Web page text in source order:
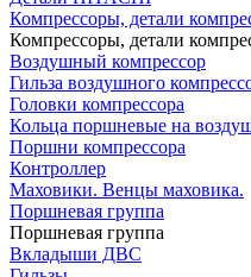
Компрессоры, детали
Компрессоры, детали
Воздушный компрессор
Гильза воздушного
Головки компрессора
Кольца поршневые на
Поршни компрессора
Контроллер
Маховики. Венцы маховика.
Поршневая группа
Поршневая группа
Вкладыши ДВС